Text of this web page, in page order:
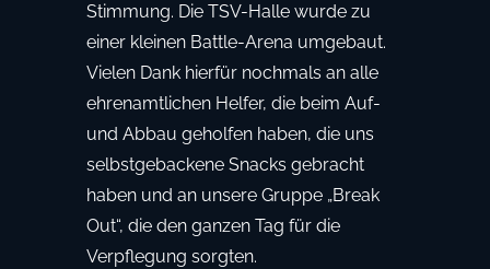
Stimmung. Die TSV-Halle wurde zu
einer kleinen Battle-Arena umgebaut.
Vielen Dank hierfür nochmals an alle
ehrenamtlichen Helfer, die beim Auf-
und Abbau geholfen haben, die uns
selbstgebackene Snacks gebracht
haben und an unsere Gruppe „Break
Out“, die den ganzen Tag für die
Verpflegung sorgten.